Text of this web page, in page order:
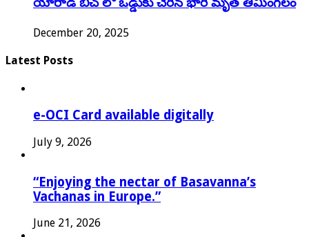
December 20, 2025
Latest Posts
e-OCI Card available digitally
July 9, 2026
“Enjoying the nectar of Basavanna’s
Vachanas in Europe.”
June 21, 2026